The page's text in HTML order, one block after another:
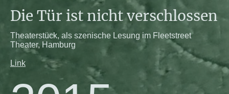
Die Tür ist nicht verschlossen
Theaterstück, als szenische Lesung im Fleetstreet
Theater, Hamburg
Link